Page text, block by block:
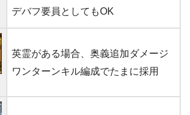
デバフ要員としてもOK
英霊がある場合、奥義追加ダメージ
ワンターンキル編成でたまに採用